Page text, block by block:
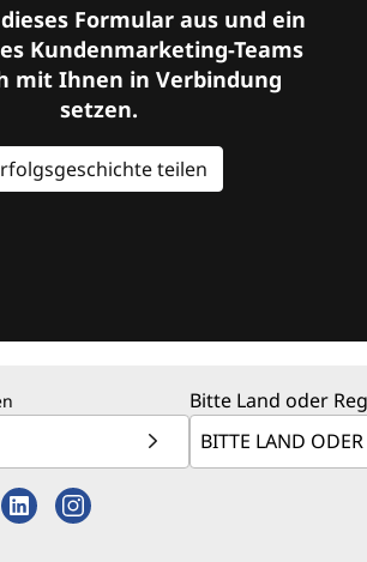
Formular aus und ein
Kundenmarketing-Teams
mit Ihnen in Verbindung
setzen.
teilen
Bitte Land oder